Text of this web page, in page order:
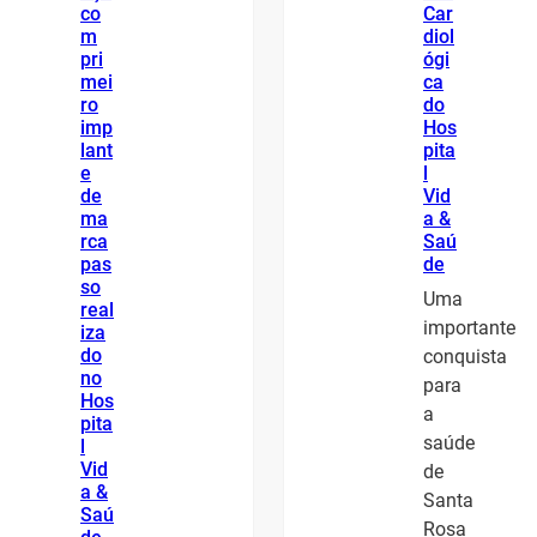
co
m
pri
mei
ro
imp
lant
e
de
ma
rca
pas
so
real
iza
do
no
Hos
pita
l
Vid
a &
Saú
Car
diol
ógi
ca
do
Hos
pita
l
Vid
a &
Saú
de
Uma
importante
conquista
para
a
saúde
de
Santa
Rosa